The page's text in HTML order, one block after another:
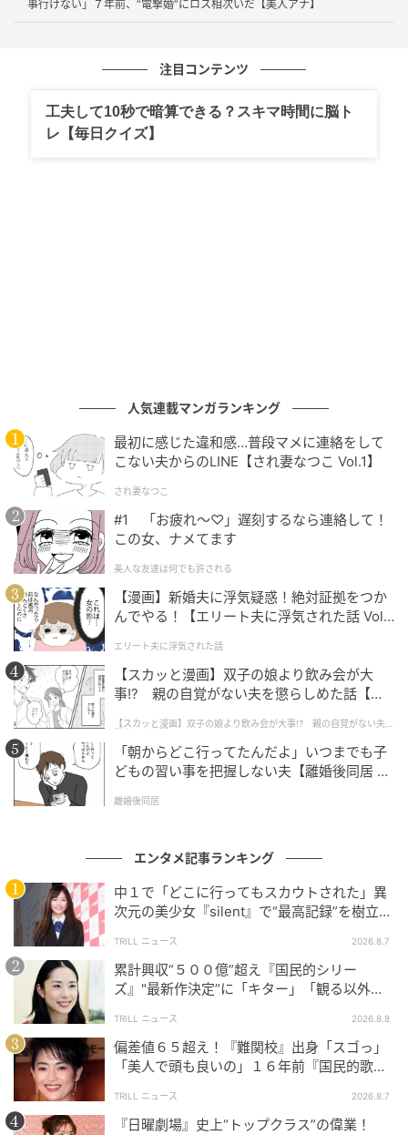
』など、自らの体験を元にした作品で人
ル』です。
ドラマ『お別れホスピタル』では、登場する患者の佇
まいや話し方に“その人らしさ”がにじんでいます。
その理由は、キャスト陣に渡された“実際のカルテのよ
うな資料”にあったと、演出を手がけた笠浦友愛さんは
明かしています。
どうしてこの人はこういう性格で、看護師さんたちや他の患者
さんにこういう態度を取るのかといったことを腑に落としてい
ただけるように、患者さん一人ひとりのバックグラウンドであ
ったり、身体のどの部分が痛むのか、動かしづらいのかといっ
んにお渡ししました
出典：『お別れホスピタル』は“人間賛歌”ドラマ 沖田×華の原作を昇華さ
せた制作陣にインタビュー（Real Sound）2024.02.17配信
病歴や性格といった細やかな情報を共有した上での演
本最高レベル」「キャスト全員うますぎる…」など称
賛の声が続出しました。
感動では終わらせない “限りある時間”のリア
ルを描く名作
NHKで2024年2月に放送された本作は、終末期医療の
現場を描いた作品ですが、 決して“死”だけを描いたド
ラマではありません。その手前にある、譲れない思い
や、言葉にならない願い――。看護師や医師が向き合
事行けない」７年前、“電撃婚”にロス相次いだ【美人アナ】
注目コンテンツ
工夫して10秒で暗算できる？スキマ時間に脳ト
レ【毎日クイズ】
人気連載マンガランキング
最初に感じた違和感…普段マメに連絡をして
こない夫からのLINE【され妻なつこ Vol.1】
され妻なつこ
#1 「お疲れ〜♡」遅刻するなら連絡して！
この女、ナメてます
美人な友達は何でも許される
【漫画】新婚夫に浮気疑惑！絶対証拠をつか
んでやる！【エリート夫に浮気された話 Vol.
エリート夫に浮気された話
【スカッと漫画】双子の娘より飲み会が大
事!? 親の自覚がない夫を懲らしめた話【第1
【スカッと漫画】双子の娘より飲み会が大事!? 親の自覚がない夫を
懲らしめた話
「朝からどこ行ってたんだよ」いつまでも子
どもの習い事を把握しない夫【離婚後同居 Vo
離婚後同居
エンタメ記事ランキング
中１で「どこに行ってもスカウトされた」異
次元の美少女『silent』で“最高記録”を樹立し
TRILL ニュース 2026.8.7
累計興収“５００億”超え『国民的シリー
ズ』"最新作決定”に「キター」「観る以外の
TRILL ニュース 2026.8.8
偏差値６５超え！『難関校』出身「スゴっ」
「美人で頭も良いの」１６年前『国民的歌
TRILL ニュース 2026.8.7
『日曜劇場』史上“トップクラス”の偉業！